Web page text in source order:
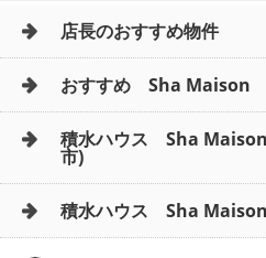
店長のおすすめ物件
おすすめ Sha Maison
積水ハウス Sha
市)
積水ハウス Sha